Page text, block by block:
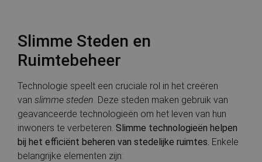
Slimme Steden en
Ruimtebeheer
Technologie speelt een cruciale rol in het creëren
van slimme steden . Deze steden maken gebruik van
geavanceerde technologieën om het leven van hun
inwoners te verbeteren. Slimme technologieën helpen
bij het efficiënt beheren van stedelijke ruimtes. Enkele
belangrijke elementen zijn: